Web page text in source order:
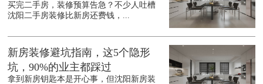
买完二手房，装修预算告急？不少人吐槽
沈阳二手房装修比新房还费钱，...
新房装修避坑指南，这5个隐形
坑，90%的业主都踩过
拿到新房钥匙本是开心事，但沈阳新房装